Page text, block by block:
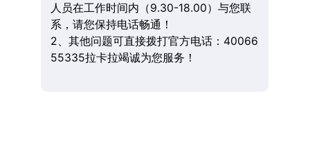
人员在工作时间内（9.30-18.00）与您联
系，请您保持电话畅通！
2、其他问题可直接拨打官方电话：40066
55335拉卡拉竭诚为您服务！